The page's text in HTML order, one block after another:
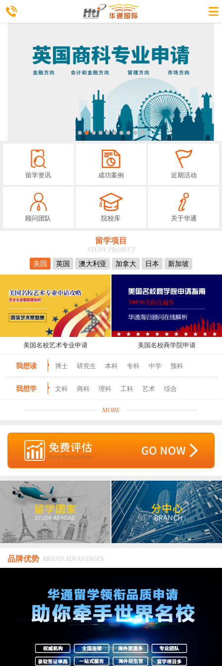
留学资讯 成功案例 近期活动
顾问团队 院校库 关于华通
留学项目
STUDY PROJECT
美国
英国 澳大利亚 加拿大 日本 新加坡
美国名校艺术专业申请 美国名校商学院申请
我想读 博士 研究生 本科 专科 中学 预科
我想学 文科 商科 理科 工科 艺术 综合
MORE
品牌优势 BRAND ADVANTAGES